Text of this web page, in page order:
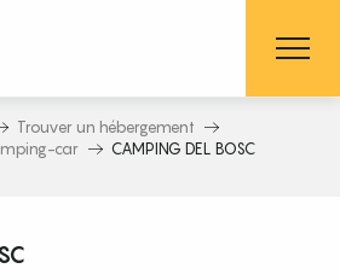
Trouver un hébergement
car
CAMPING DEL BOSC